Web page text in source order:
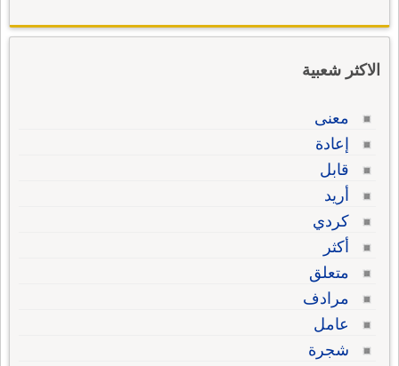
الاكثر شعبية
معنى
إعادة
قابل
أريد
كردي
أكثر
متعلق
مرادف
عامل
شجرة